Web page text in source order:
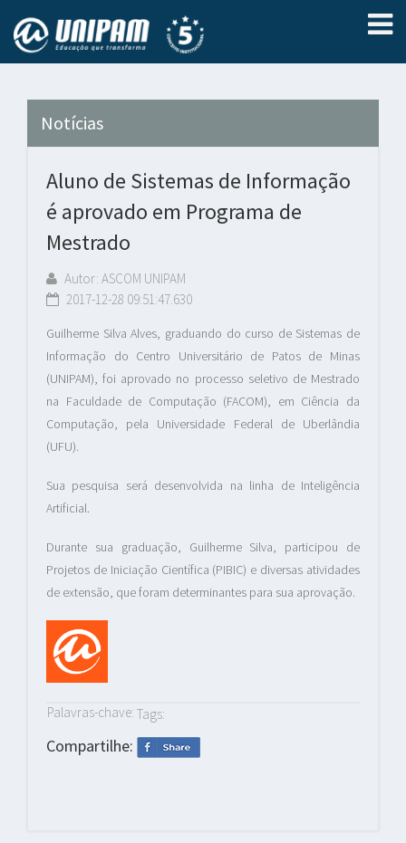
Notícias
Aluno de Sistemas de Informação
é aprovado em Programa de
Mestrado
Autor: ASCOM UNIPAM
2017-12-28 09:51:47.630
Guilherme Silva Alves, graduando do curso de Sistemas de
Informação do Centro Universitário de Patos de Minas
(UNIPAM), foi aprovado no processo seletivo de Mestrado
na Faculdade de Computação (FACOM), em Ciência da
Computação, pela Universidade Federal de Uberlândia
(UFU).
Sua pesquisa será desenvolvida na linha de Inteligência
Artificial.
Durante sua graduação, Guilherme Silva, participou de
Projetos de Iniciação Científica (PIBIC) e diversas atividades
de extensão, que foram determinantes para sua aprovação.
Palavras-chave: Tags:
Compartilhe: